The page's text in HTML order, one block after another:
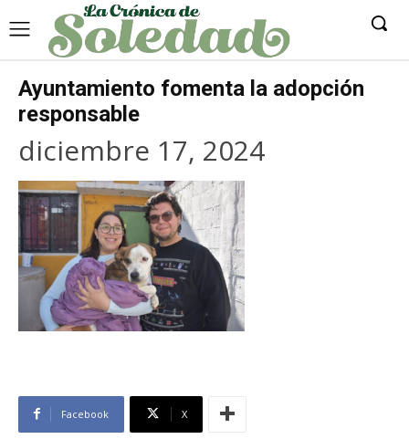
Ayuntamiento fomenta la adopción
responsable
diciembre 17, 2024
Facebook X